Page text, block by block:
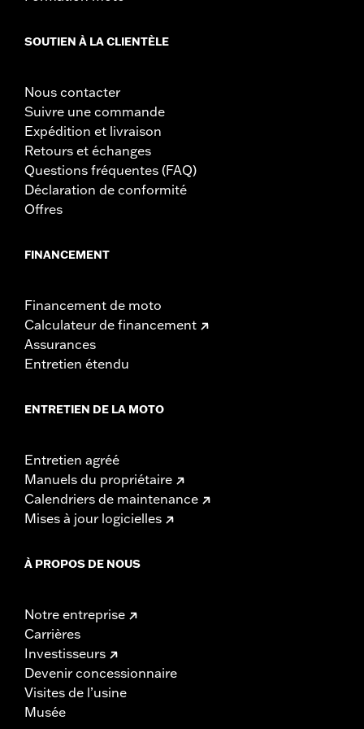
SOUTIEN À LA CLIENTÈLE
Nous contacter
Suivre une commande
Expédition et livraison
Retours et échanges
Questions fréquentes (FAQ)
Déclaration de conformité
Offres
FINANCEMENT
Financement de moto
Calculateur de financement
Assurances
Entretien étendu
ENTRETIEN DE LA MOTO
Entretien agréé
Manuels du propriétaire
Calendriers de maintenance
Mises à jour logicielles
À PROPOS DE NOUS
Notre entreprise
Carrières
Investisseurs
Devenir concessionnaire
Visites de l’usine
Musée